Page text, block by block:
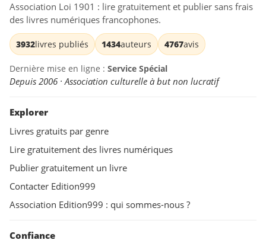
Association Loi 1901 : lire gratuitement et publier sans frais
des livres numériques francophones.
3932livres publiés 1434auteurs 4767avis
Dernière mise en ligne : Service Spécial
Depuis 2006 · Association culturelle à but non lucratif
Explorer
Livres gratuits par genre
Lire gratuitement des livres numériques
Publier gratuitement un livre
Contacter Edition999
Association Edition999 : qui sommes-nous ?
Confiance